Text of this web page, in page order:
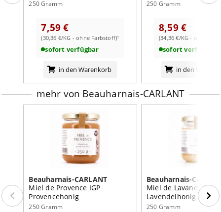
weiterlesen auf der Markenseite von Beauharnais-
CARLANT
250 Gramm
7,59 €
(30,36 €/KG - ohne Farbstoff)¹
sofort verfügbar
in den Warenkorb
Provence
250 Gramm
8,59 €
(34,36 €/KG - ohne
sofort verfügbar
in den
mehr von Beauharnais-CARLANT
Beauharnais-CARLANT
Miel de Provence IGP
Provencehonig
250 Gramm
Beauharnais-
Miel de Lavande de
Lavendelhonig aus
Provence
250 Gramm